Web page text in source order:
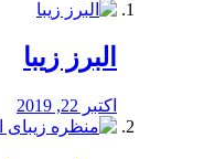
البرز زیبا
اکتبر 22, 2019